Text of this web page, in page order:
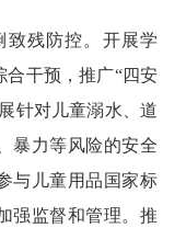
致残防控。开展学
合干预，推广“四安
针对儿童溺水、道
暴力等风险的安全
与儿童用品国家标
强监督和管理。推